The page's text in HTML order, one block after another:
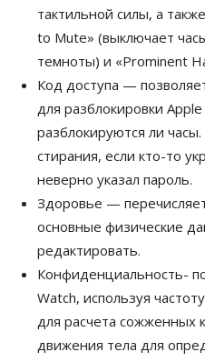
тактильной силы, а
to Mute» (выключает
темноты) и «Prominent
Код доступа —
для разблокировки
разблокируются ли
стирания, если кто-то
неверно указал пароль.
Здоровье —
основные физические
редактировать.
Конфиденциальность-
Watch, используя
для расчета сожженных
движения тела для